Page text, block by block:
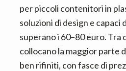
per piccoli contenitori in
soluzioni di design e capaci
superano i 60–80 euro. Tra
collocano la maggior parte
ben rifiniti, con fasce di